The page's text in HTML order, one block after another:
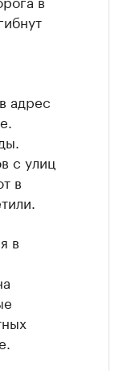
адрес
с улиц
в
в